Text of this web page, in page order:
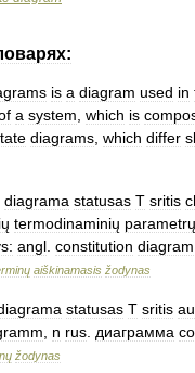
is a diagram used in
a system which is
diagrams which differ
diagrama statusas T sritis
termodinaminių parametrų
angl constitution diagram
aiškinamasis žodynas
statusas T sritis
n rus диаграмма
žodynas